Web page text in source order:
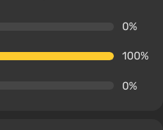
0%
100%
0%